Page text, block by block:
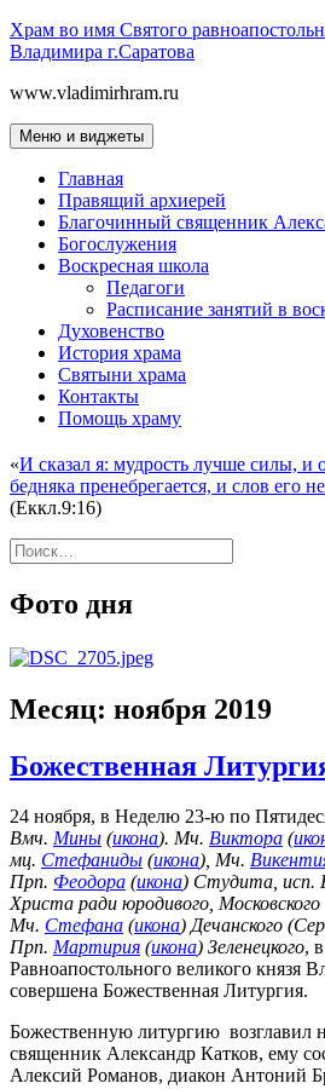
Перейти
к
Храм во имя Святого
Владимира г.Саратова
www.vladimirhram.ru
Меню и виджеты
Главная
Правящий архиерей
Благочинный священник
Богослужения
Воскресная школа
Педагоги
Расписание занятий в
Духовенство
История храма
Святыни храма
Контакты
Помощь храму
«И сказал я: мудрость лучше силы, и
бедняка пренебрегается, и слов его
(Еккл.9:16)
Найти:
Фото дня
Месяц: ноября 2019
Божественная
24 ноября, в Неделю 23-ю по
Вмч. Мины (икона). Мч. Виктора (
мц. Стефаниды (икона), Мч.
Прп. Феодора (икона) Студита, исп.
Христа ради юродивого,
Мч. Стефана (икона) Дечанского
Прп. Мартирия (икона) Зеленецкого,
Равноапостольного великого князя
совершена Божественная Литургия.
Божественную литургию возглавил
священник Александр Катков, ему
Алексий Романов, диакон Антоний